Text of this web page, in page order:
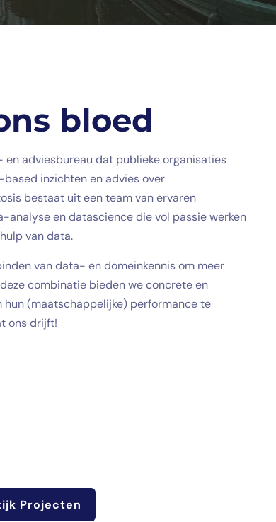
bloed
en adviesbureau dat publieke organisaties
inzichten en advies over
bestaat uit een team van ervaren
analyse en datascience die vol passie werken
van data.
van data- en domeinkennis om meer
combinatie bieden we concrete en
hun (maatschappelijke) performance te
ons drijft!
Projecten